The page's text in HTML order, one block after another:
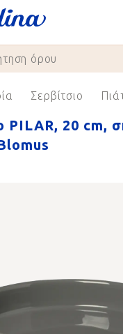
Σερβίτσιο
PILAR, 20 cm,